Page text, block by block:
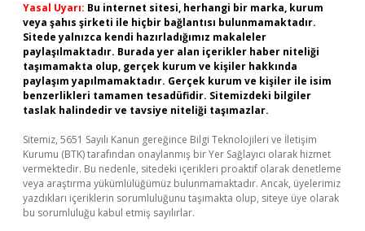
Yasal Uyarı: Bu internet sitesi, herhangi bir marka, kurum
veya şahıs şirketi ile hiçbir bağlantısı bulunmamaktadır.
Sitede yalnızca kendi hazırladığımız makaleler
paylaşılmaktadır. Burada yer alan içerikler haber niteliği
taşımamakta olup, gerçek kurum ve kişiler hakkında
paylaşım yapılmamaktadır. Gerçek kurum ve kişiler ile isim
benzerlikleri tamamen tesadüfidir. Sitemizdeki bilgiler
taslak halindedir ve tavsiye niteliği taşımazlar.
Sitemiz, 5651 Sayılı Kanun gereğince Bilgi Teknolojileri ve İletişim
Kurumu (BTK) tarafından onaylanmış bir Yer Sağlayıcı olarak hizmet
vermektedir. Bu nedenle, sitedeki içerikleri proaktif olarak denetleme
veya araştırma yükümlülüğümüz bulunmamaktadır. Ancak, üyelerimiz
yazdıkları içeriklerin sorumluluğunu taşımakta olup, siteye üye olarak
bu sorumluluğu kabul etmiş sayılırlar.